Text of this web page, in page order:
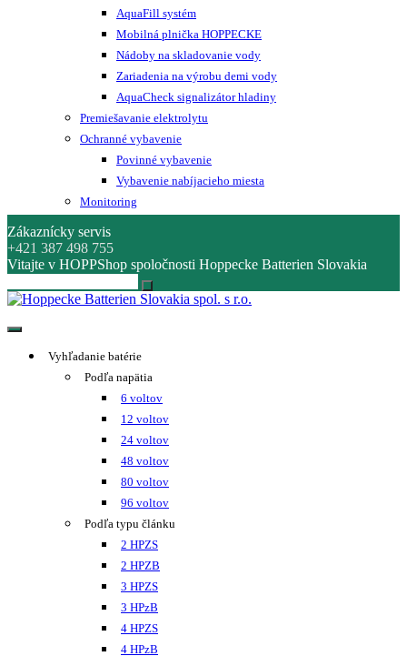
AquaFill systém
Mobilná plnička HOPPECKE
Nádoby na skladovanie vody
Zariadenia na výrobu demi vody
AquaCheck signalizátor hladiny
Premiešavanie elektrolytu
Ochranné vybavenie
Povinné vybavenie
Vybavenie nabíjacieho miesta
Monitoring
Zákaznícky servis
+421 387 498 755
Vitajte v HOPPShop spoločnosti Hoppecke Batterien Slovakia
Hoppecke Batterien Slovakia spol. s r.o.
Online B2B konfigurátor HOPPECKE
Vyhľadanie batérie
Podľa napätia
6 voltov
12 voltov
24 voltov
48 voltov
80 voltov
96 voltov
Podľa typu článku
2 HPZS
2 HPZB
3 HPZS
3 HPzB
4 HPZS
4 HPzB